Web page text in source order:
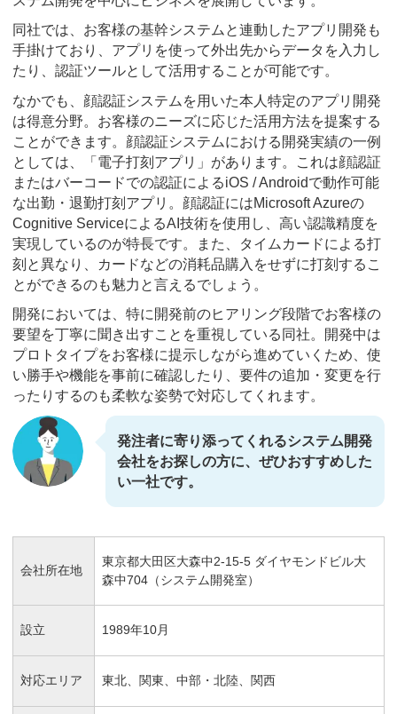
同社では、お客様の基幹システムと連動したアプリ開発も
手掛けており、アプリを使って外出先からデータを入力し
たり、認証ツールとして活用することが可能です。
なかでも、顔認証システムを用いた本人特定のアプリ開発
は得意分野。お客様のニーズに応じた活用方法を提案する
ことができます。顔認証システムにおける開発実績の一例
としては、「電子打刻アプリ」があります。これは顔認証
またはバーコードでの認証によるiOS / Androidで動作可能
な出勤・退勤打刻アプリ。顔認証にはMicrosoft Azureの
Cognitive ServiceによるAI技術を使用し、高い認識精度を
実現しているのが特長です。また、タイムカードによる打
刻と異なり、カードなどの消耗品購入をせずに打刻するこ
とができるのも魅力と言えるでしょう。
開発においては、特に開発前のヒアリング段階でお客様の
要望を丁寧に聞き出すことを重視している同社。開発中は
プロトタイプをお客様に提示しながら進めていくため、使
い勝手や機能を事前に確認したり、要件の追加・変更を行
ったりするのも柔軟な姿勢で対応してくれます。
発注者に寄り添ってくれるシステム開発
会社をお探しの方に、ぜひおすすめした
い一社です。
会社所在地
東京都大田区大森中2-15-5 ダイヤモンドビル大
森中704（システム開発室）
設立 1989年10月
対応エリア 東北、関東、中部・北陸、関西